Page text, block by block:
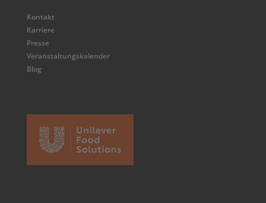
Kontakt
Karriere
Presse
Veranstaltungskalender
Blog